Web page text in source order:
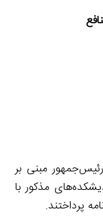
به رئیس‌جمهور مبنی بر
مذکور با
پرداختند.